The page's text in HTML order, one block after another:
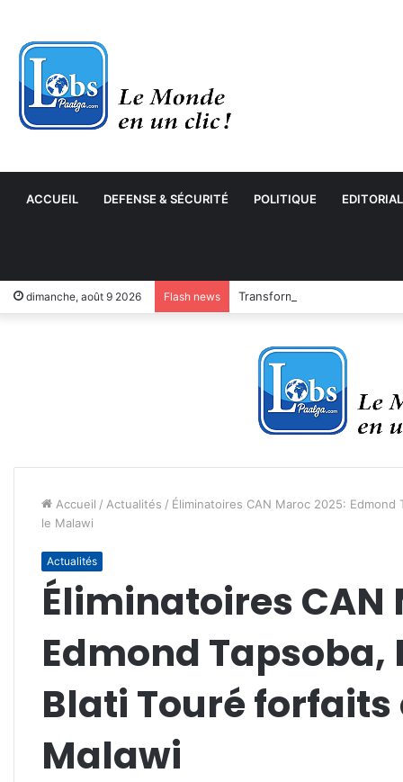
ACCUEIL DEFENSE & SÉCURITÉ POLITIQUE EDITORIAL
dimanche, août 9 2026 Flash news Transformation numérique :
Accueil / Actualités / Éliminatoires CAN Maroc 2025:
le Malawi
Actualités
Éliminatoires CAN
Edmond Tapsoba,
Blati Touré
Malawi